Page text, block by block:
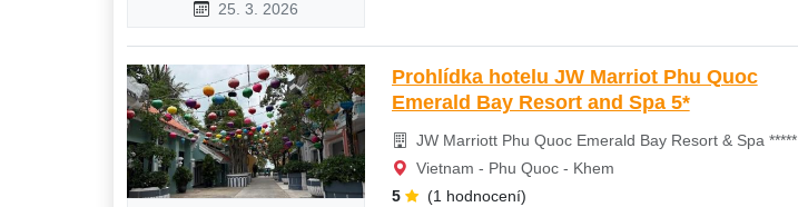
25. 3. 2026
Prohlídka hotelu JW Marriot Phu Quoc
Emerald Bay Resort and Spa 5*
JW Marriott Phu Quoc Emerald Bay Resort & Spa *****
Vietnam - Phu Quoc - Khem
5
(1 hodnocení)